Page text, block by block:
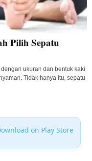
Pilih Sepatu
ukuran dan bentuk kaki
Tidak hanya itu, sepatu